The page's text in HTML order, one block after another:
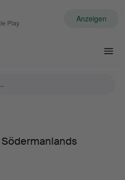
Play Anzeigen